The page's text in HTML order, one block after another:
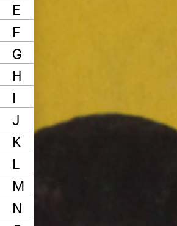
E
F
G
H
I
J
K
L
M
N